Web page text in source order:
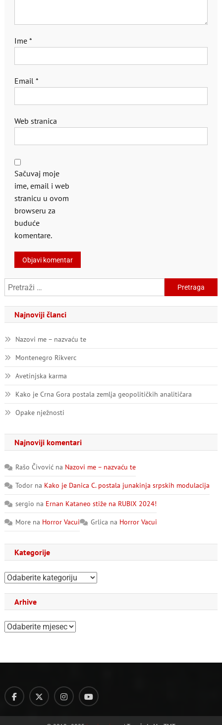
Ime *
Email *
Web stranica
Sačuvaj moje
ime, email i web
stranicu u ovom
browseru za
buduće
komentare.
Pretraga:
Najnoviji članci
Nazovi me – nazvaću te
Montenegro Rikverc
Avetinjska karma
Kako je Crna Gora postala zemlja geopolitičkih analitičara
Opake nježnosti
Najnoviji komentari
Rašo Čivovićna Nazovi me – nazvaću te
Todorna Kako je Danica C. postala junakinja srpskih modulacija
sergio na Ernan Kataneo stiže na RUBIX 2024!
Morena Horror Vacui Grlica na Horror Vacui
Kategorije
Kategorije
Arhive
Arhive